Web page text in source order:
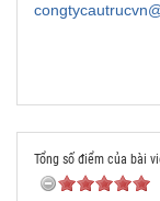
Tổng số điểm của bài